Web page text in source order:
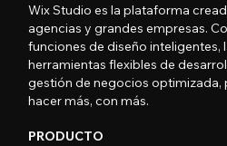
Wix Studio es la plataforma
agencias y grandes empresas.
funciones de diseño inteligentes,
herramientas flexibles de
gestión de negocios optimizada,
hacer más, con más.
PRODUCTO